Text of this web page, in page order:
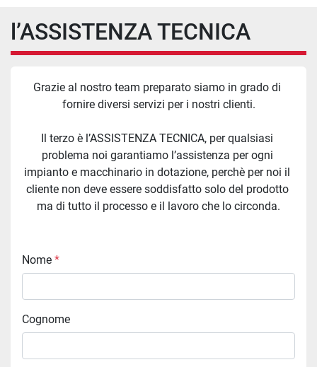
l’ASSISTENZA TECNICA
Grazie al nostro team preparato siamo in grado di
fornire diversi servizi per i nostri clienti.
Il terzo è l’ASSISTENZA TECNICA, per qualsiasi
problema noi garantiamo l’assistenza per ogni
impianto e macchinario in dotazione, perchè per noi il
cliente non deve essere soddisfatto solo del prodotto
ma di tutto il processo e il lavoro che lo circonda.
Nome *
Cognome